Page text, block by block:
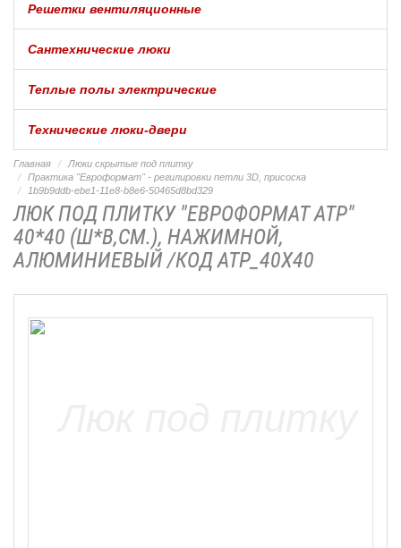
Решетки вентиляционные
Сантехнические люки
Теплые полы электрические
Технические люки-двери
Главная
Люки скрытые под плитку
Практика "Евроформат" - регилировки петли 3D, присоска
1b9b9ddb-ebe1-11e8-b8e6-50465d8bd329
ЛЮК ПОД ПЛИТКУ "ЕВРОФОРМАТ АТР"
40*40 (Ш*В,СМ.), НАЖИМНОЙ,
АЛЮМИНИЕВЫЙ /КОД АТР_40Х40